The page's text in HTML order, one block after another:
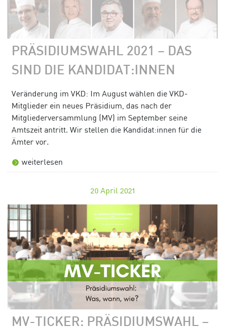
PRÄSIDIUMSWAHL 2021 – DAS
SIND DIE KANDIDAT:INNEN
Veränderung im VKD: Im August wählen die VKD-
Mitglieder ein neues Präsidium, das nach der
Mitgliederversammlung (MV) im September seine
Amtszeit antritt. Wir stellen die Kandidat:innen für die
Ämter vor.
weiterlesen
20 April 2021
MV-TICKER: PRÄSIDIUMSWAHL –